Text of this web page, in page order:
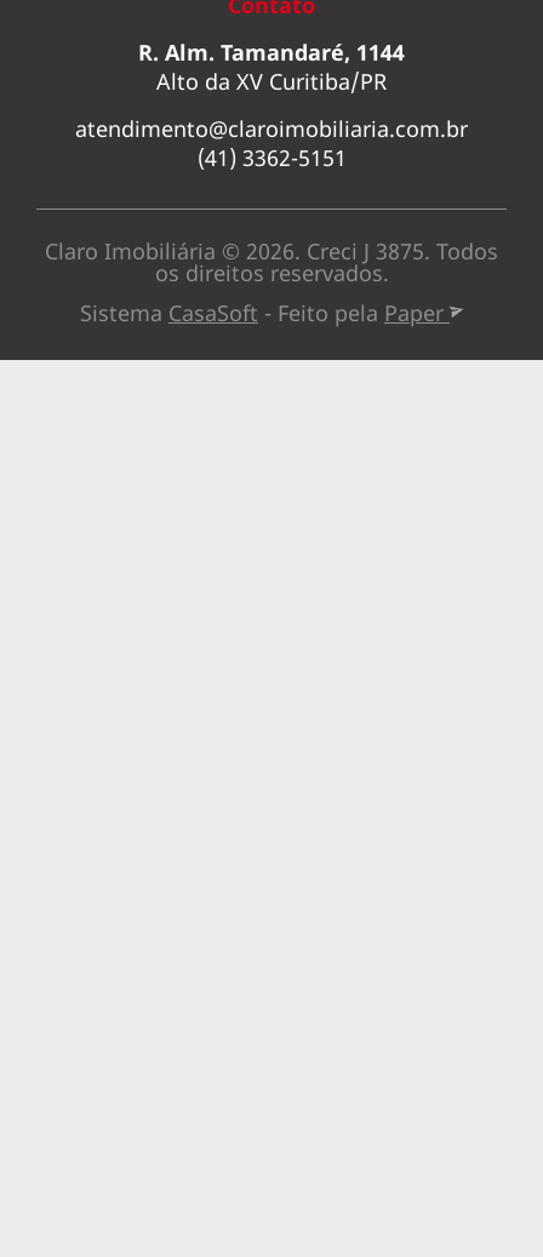
R. Alm. Tamandaré, 1144
Alto da XV Curitiba/PR
atendimento@claroimobiliaria.com.br
(41) 3362-5151
Claro Imobiliária © 2026. Creci J 3875. Todos
os direitos reservados.
Sistema CasaSoft - Feito pela Paper